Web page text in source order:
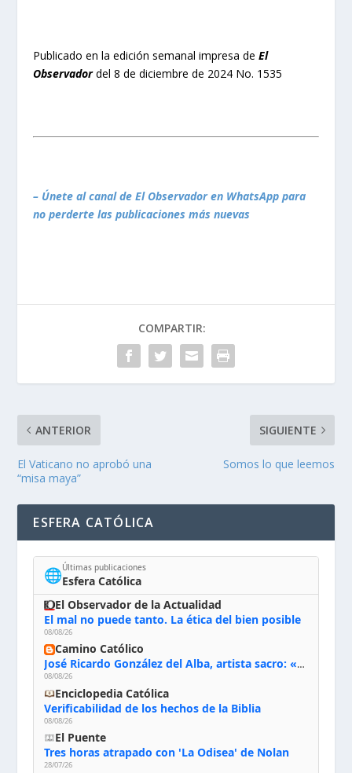
Publicado en la edición semanal impresa deEl
Observadordel 8 de diciembre de 2024 No. 1535
– Únete al canal de El Observador en WhatsApp para
no perderte las publicaciones más nuevas
COMPARTIR:
ANTERIOR
El Vaticano no aprobó una
“misa maya”
SIGUIENTE
Somos lo que leemos
ESFERA CATÓLICA
🌐Últimas publicaciones
Esfera Católica
El Observador de la Actualidad
El mal no puede tanto. La ética del bien posible
08/08/26
Camino Católico
José Ricardo González del Alba, artista sacro: «Yo oro, hablo con Dios, le pido al Espíritu Santo su inspiración y siempre pinto rezando el rosario para que sea Él quien actúe a través de mis manos»
08/08/26
Enciclopedia Católica
Verificabilidad de los hechos de la Biblia
08/08/26
El Puente
Tres horas atrapado con 'La Odisea' de Nolan
28/07/26